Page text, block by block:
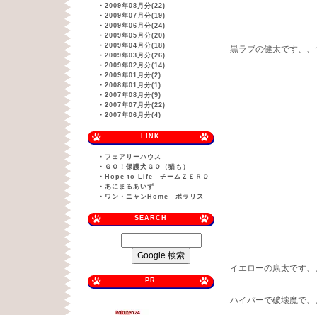
・ 2009年08月分(22)
・ 2009年07月分(19)
・ 2009年06月分(24)
・ 2009年05月分(20)
・ 2009年04月分(18)
・ 2009年03月分(26)
・ 2009年02月分(14)
・ 2009年01月分(2)
・ 2008年01月分(1)
・ 2007年08月分(9)
・ 2007年07月分(22)
・ 2007年06月分(4)
LINK
・ フェアリーハウス
・ ＧＯ！保護犬ＧＯ（猫も）
・ Hope to Life チームＺＥＲＯ
・ あにまるあいず
・ ワン・ニャンHome ポラリス
SEARCH
PR
黒ラブの健太です、
イエローの康太です
ハイパーで破壊魔で